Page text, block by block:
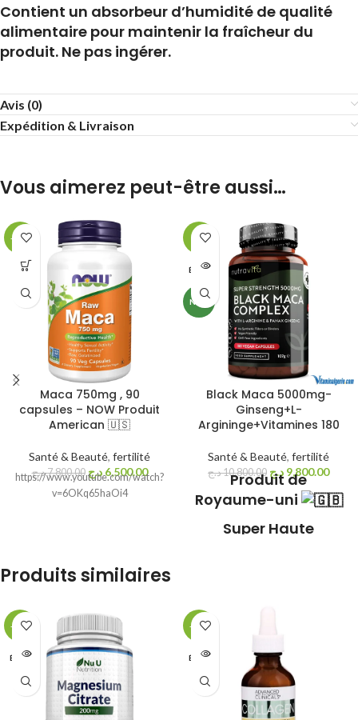
Contient un absorbeur d’humidité de qualité
alimentaire pour maintenir la fraîcheur du
produit. Ne pas ingérer.
Avis (0)
Expédition & Livraison
Vous aimerez peut-être aussi…
-17%
Maca 750mg , 90
capsules – NOW Produit
American 🇺🇸
Santé & Beauté, fertilité
7,800.00د.ج 6,500.00 د.ج
https://www.youtube.com/watch?
v=6OKq65haOi4
-9%
ÉPUISÉ
NEW
Black Maca 5000mg-
Ginseng+L-
Argininge+Vitamines 180
Santé & Beauté, fertilité
10,800.00د.ج 9,800.00 د.ج
Produit de
Royaume-uni
Super Haute
Arginine &
Vitamines - 6 mois -
180 Capsules de
Maca Root Vegan -
Nutravita
Produits similaires
-10%
ÉPUISÉ
-21%
ÉPUISÉ